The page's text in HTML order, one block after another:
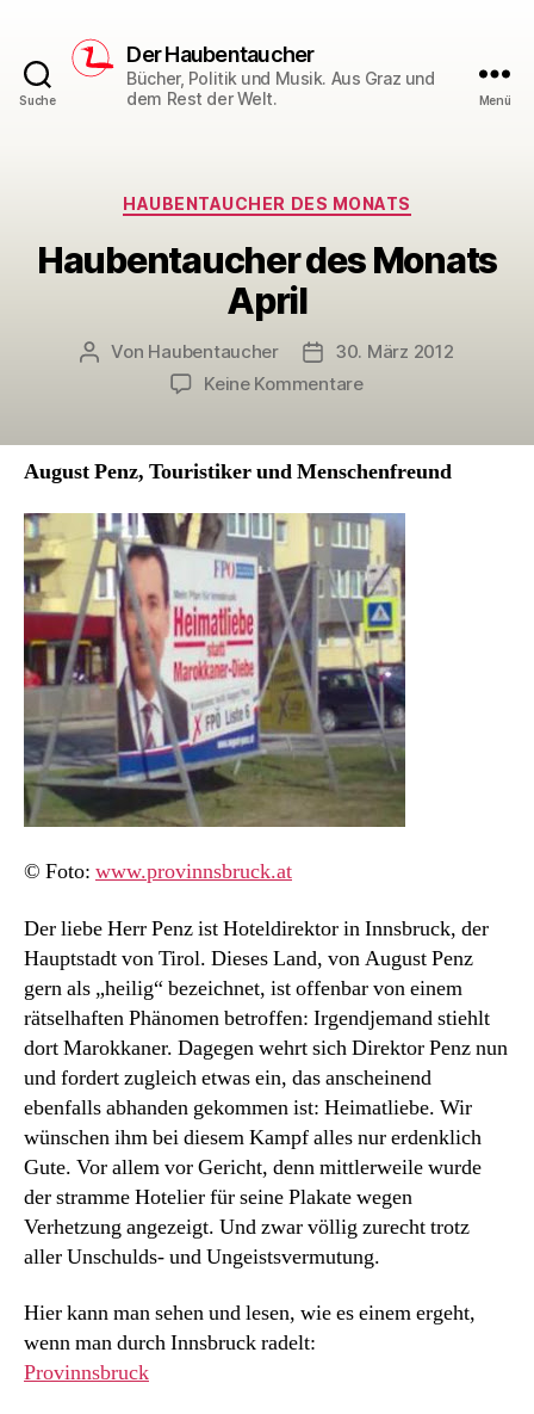
Suche
Der Haubentaucher
Bücher, Politik und Musik. Aus Graz und
dem Rest der Welt.
Menü
Kategorien
HAUBENTAUCHER DES MONATS
Haubentaucher des Monats
April
Beitragsautor
Von Haubentaucher Veröffentlichungsdatum
30. März 2012
Keine Kommentarezu
Monats
August Penz, Touristiker und Menschenfreund
© Foto: www.provinnsbruck.at
Der liebe Herr Penz ist Hoteldirektor in Innsbruck, der
Hauptstadt von Tirol. Dieses Land, von August Penz
gern als „heilig“ bezeichnet, ist offenbar von einem
rätselhaften Phänomen betroffen: Irgendjemand stiehlt
dort Marokkaner. Dagegen wehrt sich Direktor Penz nun
und fordert zugleich etwas ein, das anscheinend
ebenfalls abhanden gekommen ist: Heimatliebe. Wir
wünschen ihm bei diesem Kampf alles nur erdenklich
Gute. Vor allem vor Gericht, denn mittlerweile wurde
der stramme Hotelier für seine Plakate wegen
Verhetzung angezeigt. Und zwar völlig zurecht trotz
aller Unschulds- und Ungeistsvermutung.
Hier kann man sehen und lesen, wie es einem ergeht,
wenn man durch Innsbruck radelt:
Provinnsbruck